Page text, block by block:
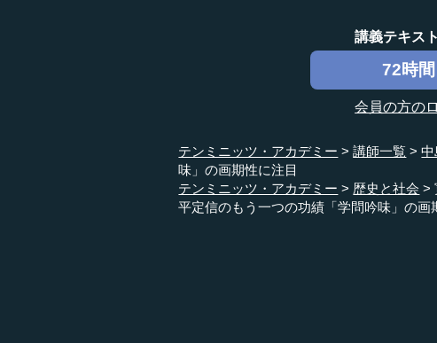
講義テキス
72時
会員の方の
テンミニッツ・アカデミー 講師一覧
味」の画期性に注目
テンミニッツ・アカデミー
歴史と社会
平定信のもう一つの功績「学問吟味」の画